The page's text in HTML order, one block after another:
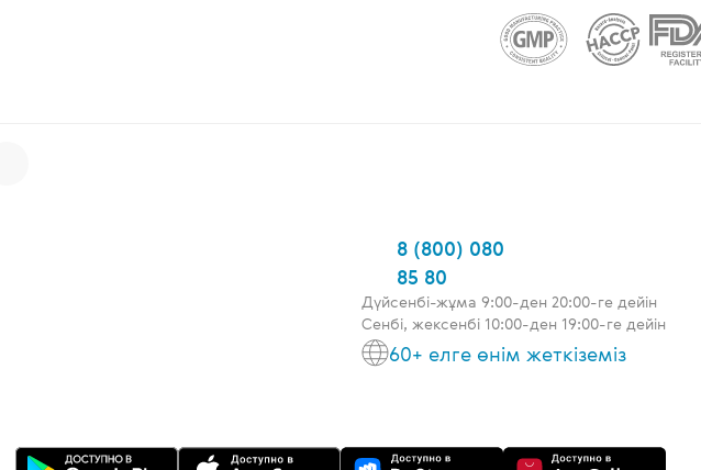
8 (800) 080
85 80
Дүйсенбі-жұма 9:00-ден 20:00-ге дейін
Сенбі, жексенбі 10:00-ден 19:00-ге дейін
60+ елге өнім жеткіземіз